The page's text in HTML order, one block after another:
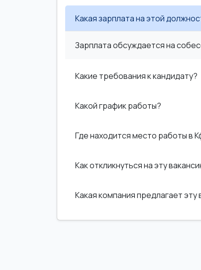
Какая зарплата на этой
Зарплата обсуждается на
Какие требования к кандидату?
Какой график работы?
Где находится место работы в
Как откликнуться на эту
Какая компания предлагает эту